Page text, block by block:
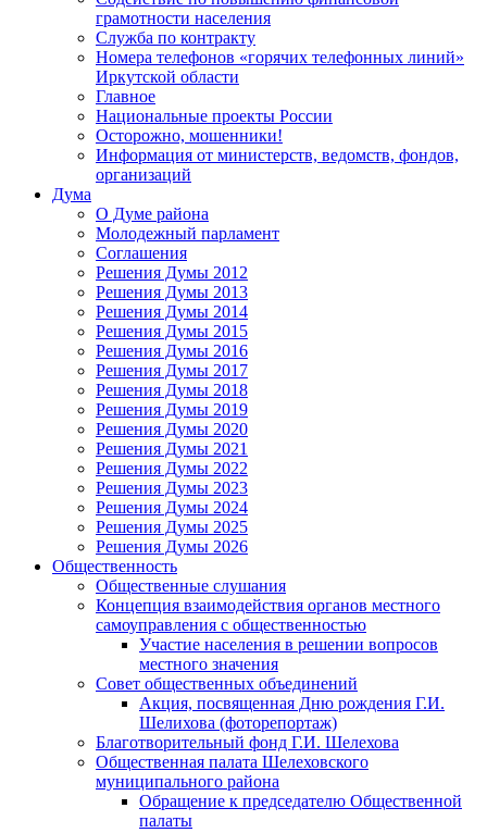
грамотности населения
Служба по контракту
Номера телефонов «горячих телефонных линий»
Иркутской области
Главное
Национальные проекты России
Осторожно, мошенники!
Информация от министерств, ведомств, фондов,
организаций
Дума
О Думе района
Молодежный парламент
Соглашения
Решения Думы 2012
Решения Думы 2013
Решения Думы 2014
Решения Думы 2015
Решения Думы 2016
Решения Думы 2017
Решения Думы 2018
Решения Думы 2019
Решения Думы 2020
Решения Думы 2021
Решения Думы 2022
Решения Думы 2023
Решения Думы 2024
Решения Думы 2025
Решения Думы 2026
Общественность
Общественные слушания
Концепция взаимодействия органов местного
самоуправления с общественностью
Участие населения в решении вопросов
местного значения
Совет общественных объединений
Акция, посвященная Дню рождения Г.И.
Шелихова (фоторепортаж)
Благотворительный фонд Г.И. Шелехова
Общественная палата Шелеховского
муниципального района
Обращение к председателю Общественной
палаты